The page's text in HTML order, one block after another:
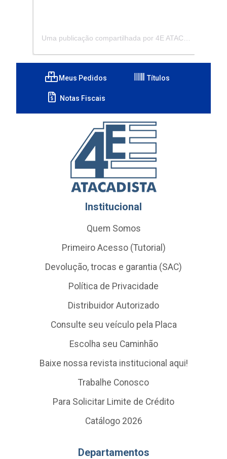
Meus Pedidos Títulos
Notas Fiscais
Institucional
Quem Somos
Primeiro Acesso (Tutorial)
Devolução, trocas e garantia (SAC)
Política de Privacidade
Distribuidor Autorizado
Consulte seu veículo pela Placa
Escolha seu Caminhão
Baixe nossa revista institucional aqui!
Trabalhe Conosco
Para Solicitar Limite de Crédito
Catálogo 2026
Departamentos